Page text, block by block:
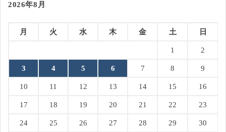
2026年8月
月 火 水 木 金 土 日
1 2
3 4 5 6 7 8 9
10 11 12 13 14 15 16
17 18 19 20 21 22 23
24 25 26 27 28 29 30